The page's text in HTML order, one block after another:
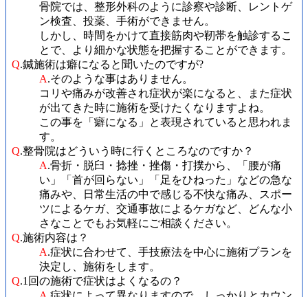
骨院では、整形外科のように診察や診断、レントゲ
ン検査、投薬、手術ができません。
しかし、時間をかけて直接筋肉や靭帯を触診するこ
とで、より細かな状態を把握することができます。
Q.鍼施術は癖になると聞いたのですが?
A.そのような事はありません。
コリや痛みが改善され症状が楽になると、また症状
が出てきた時に施術を受けたくなりますよね。
この事を「癖になる」と表現されていると思われま
す。
Q.整骨院はどういう時に行くところなのですか？
A.骨折・脱臼・捻挫・挫傷・打撲から、「腰が痛
い」「首が回らない」「足をひねった」などの急な
痛みや、日常生活の中で感じる不快な痛み、スポー
ツによるケガ、交通事故によるケガなど、どんな小
さなことでもお気軽にご相談ください。
Q.施術内容は？
A.症状に合わせて、手技療法を中心に施術プランを
決定し、施術をします。
Q.1回の施術で症状はよくなるの？